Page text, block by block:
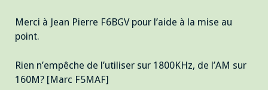
Merci à Jean Pierre F6BGV pour l’aide à la mise au
point.
Rien n’empêche de l’utiliser sur 1800KHz, de l’AM sur
160M? [Marc F5MAF]